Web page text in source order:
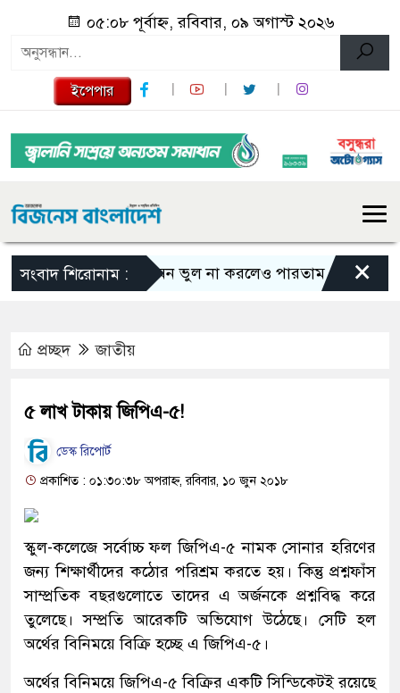
০৫:০৮ পূর্বাহ্ন, রবিবার, ০৯ অগাস্ট ২০২৬
ইপেপার
সংবাদ শিরোনাম :এমন ভুল না করলেও পারতাম : শাকিব খান
×
প্রচ্ছদ জাতীয়
৫ লাখ টাকায় জিপিএ-৫!
ডেস্ক রিপোর্ট
প্রকাশিত : ০১:৩০:৩৮ অপরাহ্ন, রবিবার, ১০ জুন ২০১৮
স্কুল-কলেজে সর্বোচ্চ ফল জিপিএ-৫ নামক সোনার হরিণের
জন্য শিক্ষার্থীদের কঠোর পরিশ্রম করতে হয়। কিন্তু প্রশ্নফাঁস
সাম্প্রতিক বছরগুলোতে তাদের এ অর্জনকে প্রশ্নবিদ্ধ করে
তুলেছে। সম্প্রতি আরেকটি অভিযোগ উঠেছে। সেটি হল
অর্থের বিনিময়ে বিক্রি হচ্ছে এ জিপিএ-৫।
অর্থের বিনিময়ে জিপিএ-৫ বিক্রির একটি সিন্ডিকেটই রয়েছে